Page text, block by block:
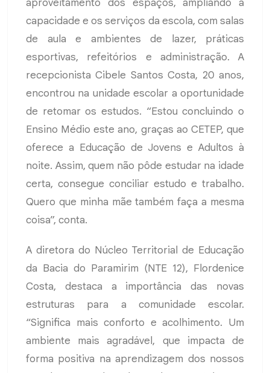
aproveitamento dos espaços, ampliando a
capacidade e os serviços da escola, com salas
de aula e ambientes de lazer, práticas
esportivas, refeitórios e administração. A
recepcionista Cibele Santos Costa, 20 anos,
encontrou na unidade escolar a oportunidade
de retomar os estudos. “Estou concluindo o
Ensino Médio este ano, graças ao CETEP, que
oferece a Educação de Jovens e Adultos à
noite. Assim, quem não pôde estudar na idade
certa, consegue conciliar estudo e trabalho.
Quero que minha mãe também faça a mesma
coisa”, conta.
A diretora do Núcleo Territorial de Educação
da Bacia do Paramirim (NTE 12), Flordenice
Costa, destaca a importância das novas
estruturas para a comunidade escolar.
“Significa mais conforto e acolhimento. Um
ambiente mais agradável, que impacta de
forma positiva na aprendizagem dos nossos